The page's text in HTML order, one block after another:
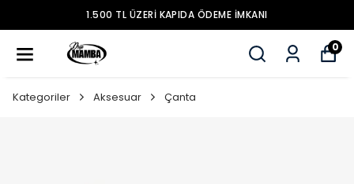
1.500 TL ÜZERİ KAPIDA ÖDEME İMKANI
0
Kategoriler Aksesuar Çanta